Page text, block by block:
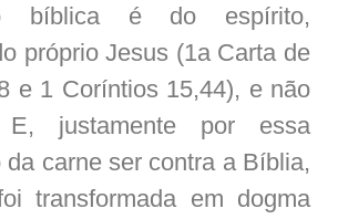
bíblica é do espírito,
próprio Jesus (1a Carta de
e 1 Coríntios 15,44), e não
justamente por essa
da carne ser contra a Bíblia,
transformada em dogma